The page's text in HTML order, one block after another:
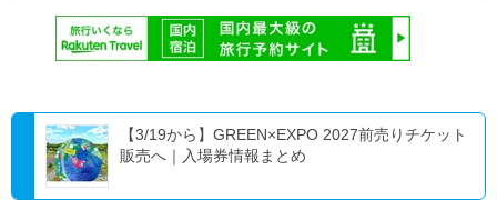
【3/19から】GREEN×EXPO 2027前売りチケット
販売へ｜入場券情報まとめ